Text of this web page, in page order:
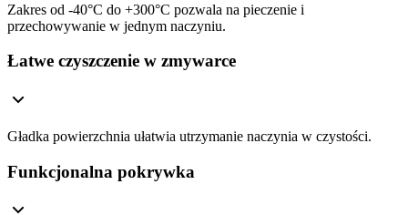
Zakres od -40°C do +300°C pozwala na pieczenie i
przechowywanie w jednym naczyniu.
Łatwe czyszczenie w zmywarce
Gładka powierzchnia ułatwia utrzymanie naczynia w czystości.
Funkcjonalna pokrywka